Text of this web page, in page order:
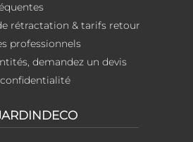
rétractation & tarifs retour
professionnels
demandez un devis